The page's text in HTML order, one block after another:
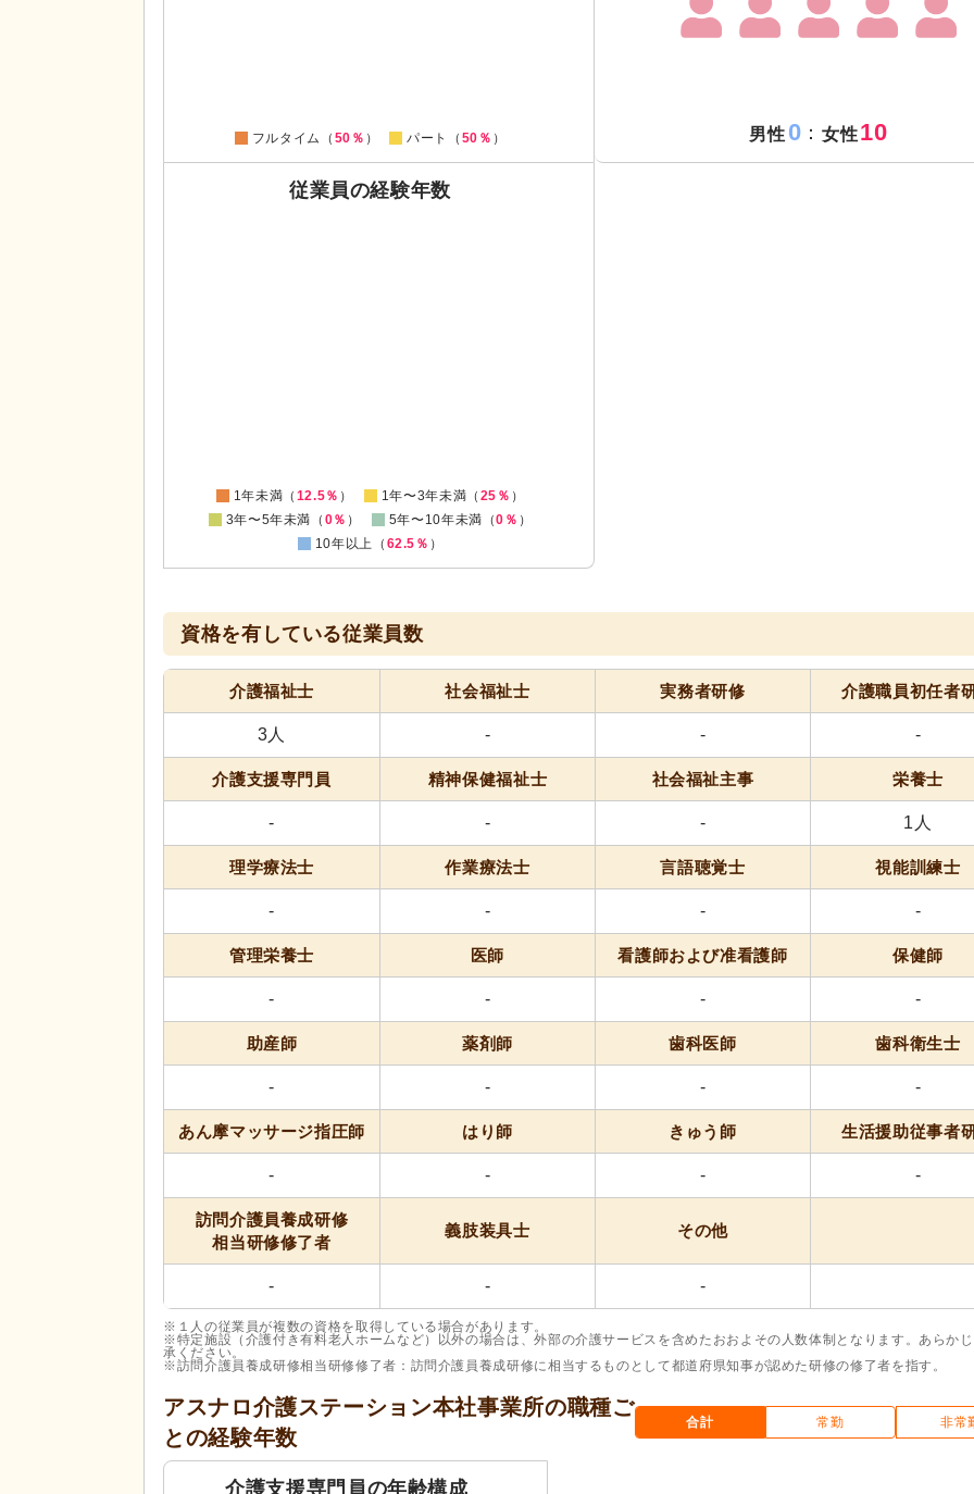
フルタイム（ 50％ ） パート（ 50％ ） 男性 0 ： 女性10
従業員の経験年数
1年未満（ 12.5％ ） 1年〜3年未満（ 25％ ）
3年〜5年未満（ 0％ ） 5年〜10年未満（0％ ）
10年以上（ 62.5％ ）
資格を有している従業員数
介護福祉士 社会福祉士 実務者研修 介護職員初任者
3人 - - -
介護支援専門員 精神保健福祉士 社会福祉主事 栄養士
- - - 1人
理学療法士 作業療法士 言語聴覚士 視能訓練士
- - - -
管理栄養士 医師 看護師および准看護師 保健師
- - - -
助産師 薬剤師 歯科医師 歯科衛生士
- - - -
あん摩マッサージ指圧師 はり師 きゅう師 生活援助従事者
- - - -
訪問介護員養成研修
相当研修修了者
義肢装具士 その他
- - -
※１人の従業員が複数の資格を取得している場合があります。
※特定施設（介護付き有料老人ホームなど）以外の場合は、外部の介護サービスを含めたおおよその人数体制となります。あらか
承ください。
※訪問介護員養成研修相当研修修了者：訪問介護員養成研修に相当するものとして都道府県知事が認めた研修の修了者を指す。
アスナロ介護ステーション本社事業所の職種ご
との経験年数
合計 常勤 非常
介護支援専門員の年齢構成